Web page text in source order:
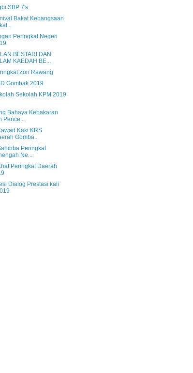
SBP 7's
Bakat Kebangsaan
Peringkat Negeri
BESTARI DAN
KAEDAH BE...
Zon Rawang
Gombak 2019
Sekolah KPM 2019
Bahaya Kebakaran
Pence...
Kaki KRS
Gomba...
Peringkat
Ne...
Peringkat Daerah
Dialog Prestasi kali